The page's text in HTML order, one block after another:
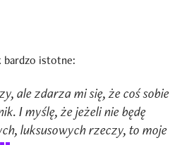
bardzo istotne:
ale zdarza mi się, że coś sobie
I myślę, że jeżeli nie będę
luksusowych rzeczy, to moje